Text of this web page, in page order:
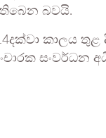
බවයි.
කාලය
සංවර්ධන